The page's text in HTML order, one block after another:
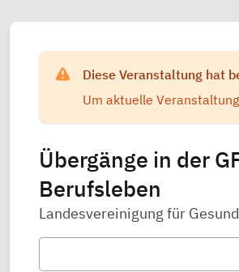
Diese Veranstaltung hat
Um aktuelle
Übergänge in der
Berufsleben
Landesvereinigung für